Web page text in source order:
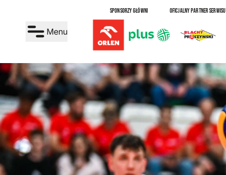
Menu
SPONSORZY GŁÓWNI OFICJALNY PARTNER SERWISU